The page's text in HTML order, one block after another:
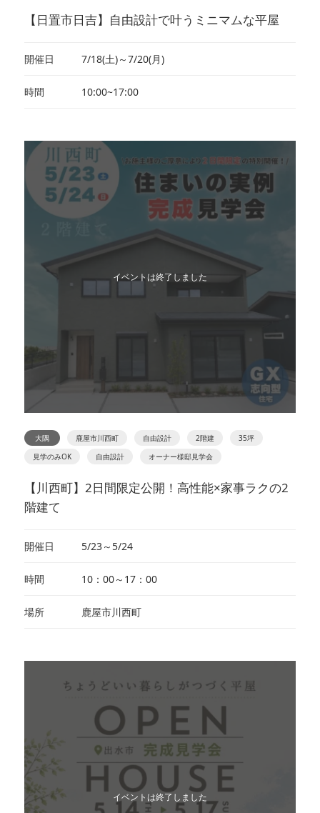
【日置市日吉】自由設計で叶うミニマムな平屋
開催日 7/18(土)～7/20(月)
時間 10:00~17:00
イベントは終了しました
大隅 鹿屋市川西町 自由設計 2階建
35坪
見学のみOK
自由設計 オーナー様邸見学会
【川西町】2日間限定公開！高性能×家事ラクの2
階建て
開催日 5/23～5/24
時間 10：00～17：00
場所 鹿屋市川西町
イベントは終了しました